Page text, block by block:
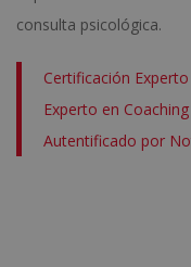
consulta psicológica.
Certificación
Experto en
Autentificado por